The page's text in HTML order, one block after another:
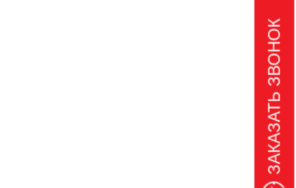
ЗАКАЗАТЬ ЗВОНОК